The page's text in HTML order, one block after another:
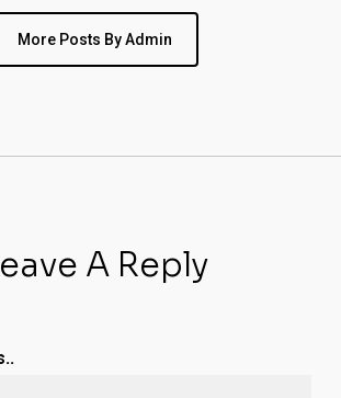
More Posts By Admin
A Reply